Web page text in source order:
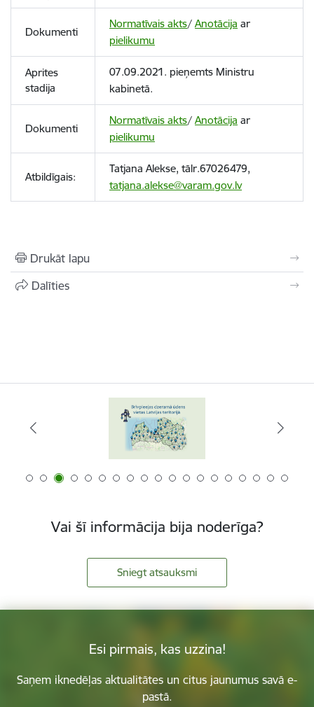
Dokumenti
Normatīvais akts/ Anotācija ar
pielikumu
Aprites
stadija
07.09.2021. pieņemts Ministru
kabinetā.
Dokumenti
Normatīvais akts/ Anotācija ar
pielikumu
Atbildīgais:
Tatjana Alekse, tālr.67026479,
tatjana.alekse@varam.gov.lv
Drukāt lapu
Dalīties
Vai šī informācija bija noderīga?
Sniegt atsauksmi
Esi pirmais, kas uzzina!
Saņem iknedēļas aktualitātes un citus jaunumus savā e-
pastā.